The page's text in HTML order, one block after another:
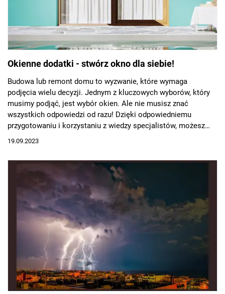
Okienne dodatki - stwórz okno dla siebie!
Budowa lub remont domu to wyzwanie, które wymaga
podjęcia wielu decyzji. Jednym z kluczowych wyborów, który
musimy podjąć, jest wybór okien. Ale nie musisz znać
wszystkich odpowiedzi od razu! Dzięki odpowiedniemu
przygotowaniu i korzystaniu z wiedzy specjalistów, możesz
stworzyć okna, które będą piękne i spełnią Twoje
19.09.2023